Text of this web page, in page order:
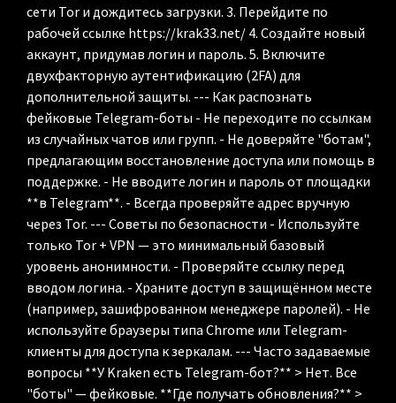
сети Tor и дождитесь загрузки. 3. Перейдите по
рабочей ссылке https://krak33.net/ 4. Создайте новый
аккаунт, придумав логин и пароль. 5. Включите
двухфакторную аутентификацию (2FA) для
дополнительной защиты. --- Как распознать
фейковые Telegram-боты - Не переходите по ссылкам
из случайных чатов или групп. - Не доверяйте "ботам",
предлагающим восстановление доступа или помощь в
поддержке. - Не вводите логин и пароль от площадки
**в Telegram**. - Всегда проверяйте адрес вручную
через Tor. --- Советы по безопасности - Используйте
только Tor + VPN — это минимальный базовый
уровень анонимности. - Проверяйте ссылку перед
вводом логина. - Храните доступ в защищённом месте
(например, зашифрованном менеджере паролей). - Не
используйте браузеры типа Chrome или Telegram-
клиенты для доступа к зеркалам. --- Часто задаваемые
вопросы **У Kraken есть Telegram-бот?** > Нет. Все
"боты" — фейковые. **Где получать обновления?** >